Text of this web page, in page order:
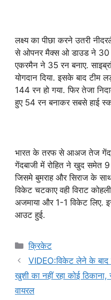
लक्ष्य का पीछा करने उतरी
से ओपनर मैक्स ओ डाउड ने 30
एकरमैन ने 35 रन बनाए.
योगदान दिया. इसके बाद टीम
144 रन हो गया. फिर तेजा
हुए 54 रन बनाकर सबसे हाई
भारत के तरफ से आअज तेज
गेंदबाजी में रोहित ने खुद समेत 9
जिसमे बुमराह और सिराज के
विकेट चटकाए वही विराट
अजमाया और 1-1 विकेट लिए.
आउट हुई.
Categories
क्रिकेट
VIDEO:विकेट लेने के बाद
खुशी का नहीं रहा कोई
वायरल